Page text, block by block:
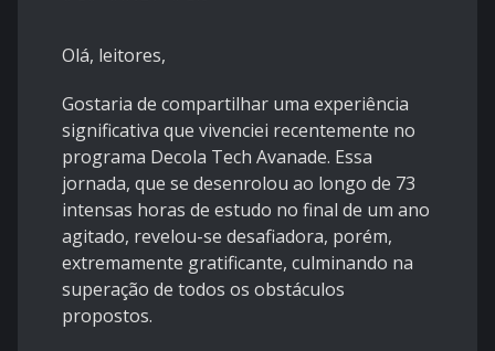
Olá, leitores,
Gostaria de compartilhar uma experiência
significativa que vivenciei recentemente no
programa Decola Tech Avanade. Essa
jornada, que se desenrolou ao longo de 73
intensas horas de estudo no final de um ano
agitado, revelou-se desafiadora, porém,
extremamente gratificante, culminando na
superação de todos os obstáculos
propostos.